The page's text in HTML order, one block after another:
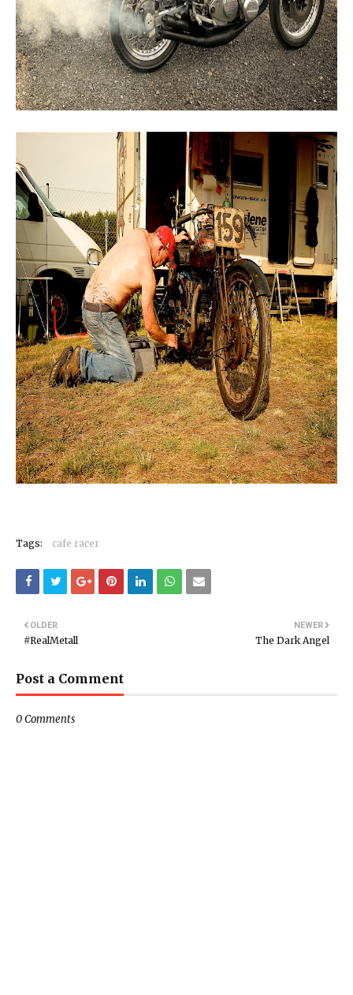
Tags: cafe racer
NEWER
The Dark Angel
OLDER
#RealMetall
Post a Comment
0 Comments